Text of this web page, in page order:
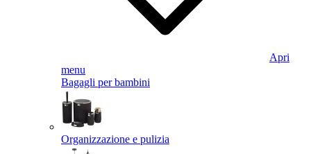
Apri
menu
Bagagli per bambini
Organizzazione e pulizia